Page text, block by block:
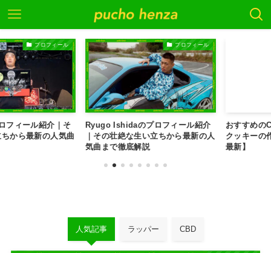
プロフィール
ール紹介｜そ
ら最新の人気曲
プロフィール
Ryugo Ishidaのプロフィール紹介
｜その壮絶な生い立ちから最新の人
気曲まで徹底解説
おすすめの
クッキーの作り
最新】
人気記事 ラッパー CBD